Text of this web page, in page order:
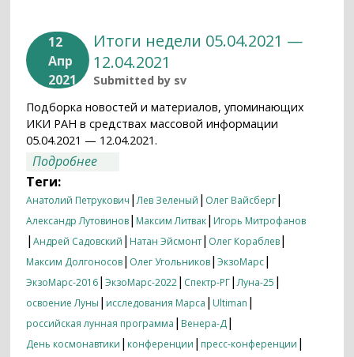
12
Апр
2021
Итоги недели 05.04.2021 —
12.04.2021
Submitted by sv
Подборка новостей и материалов, упоминающих
ИКИ РАН в средствах массовой информации
05.04.2021 — 12.04.2021.
Подробнее
Теги:
Анатолий Петрукович |Лев Зеленый | Олег Вайсберг|
Александр Лутовинов| Максим Литвак| Игорь Митрофанов
|Андрей Садовский | Натан Эйсмонт| Олег Кораблев|
Максим Долгоносов| Олег Угольников|ЭкзоМарс|
ЭкзоМарс-2016|ЭкзоМарс-2022| Спектр-РГ|Луна-25 |
освоение Луны | исследования Марса | Ultiman |
российская лунная программа | Венера-Д|
День космонавтики | конференции | пресс-конференции |